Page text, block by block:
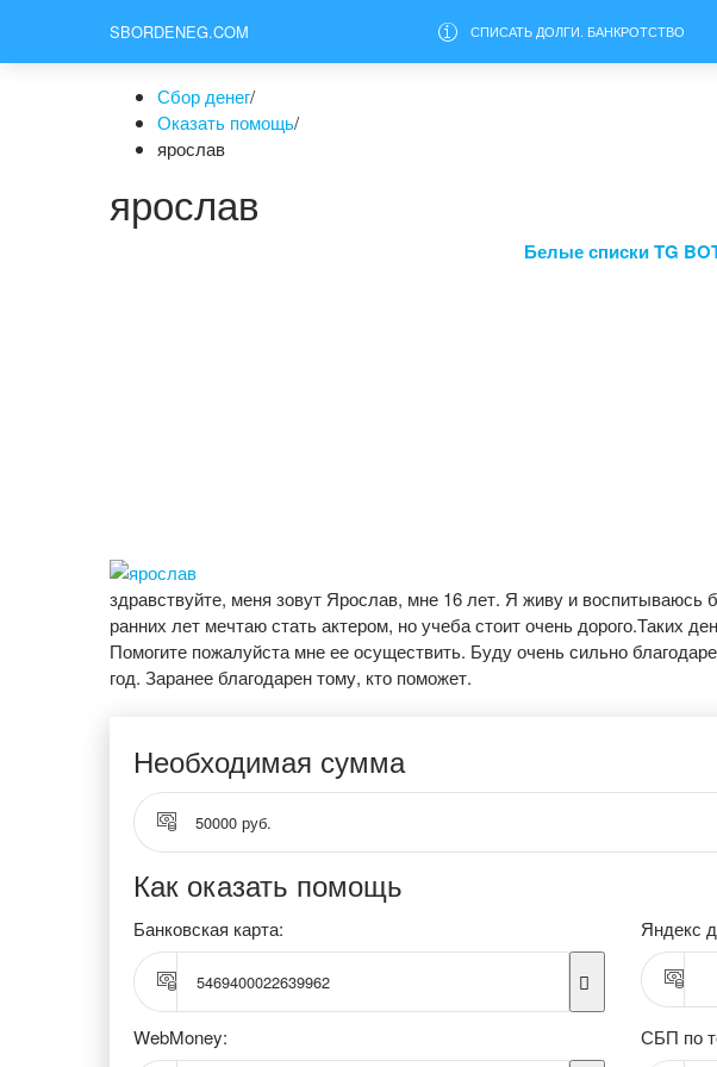
SBORDENEG.COM СПИСАТЬ ДОЛГИ. БАНКРОТСТВО
Сбор денег/
Оказать помощь/
ярослав
ярослав
Белые списки TG
здравствуйте, меня зовут Ярослав, мне 16 лет. Я живу и
ранних лет мечтаю стать актером, но учеба стоит очень дорого.Таких
Помогите пожалуйста мне ее осуществить. Буду очень сильно
год. Заранее благодарен тому, кто поможет.
Необходимая сумма
50000 руб.
Как оказать помощь
Банковская карта:
5469400022639962
Яндекс
WebMoney: СБП по